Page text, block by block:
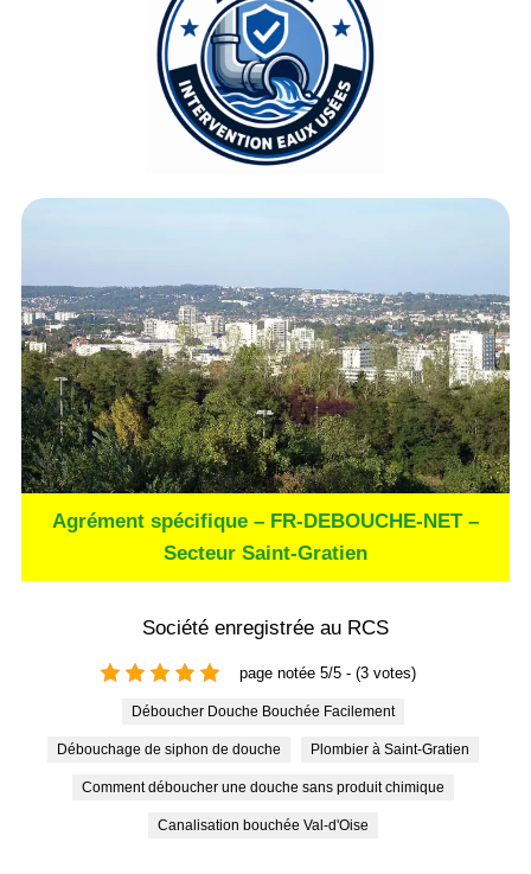
Agrément spécifique – FR-DEBOUCHE-NET –
Secteur Saint-Gratien
Société enregistrée au RCS
page notée 5/5 - (3 votes)
Déboucher Douche Bouchée Facilement
Débouchage de siphon de douche Plombier à Saint-Gratien
Comment déboucher une douche sans produit chimique
Canalisation bouchée Val-d'Oise